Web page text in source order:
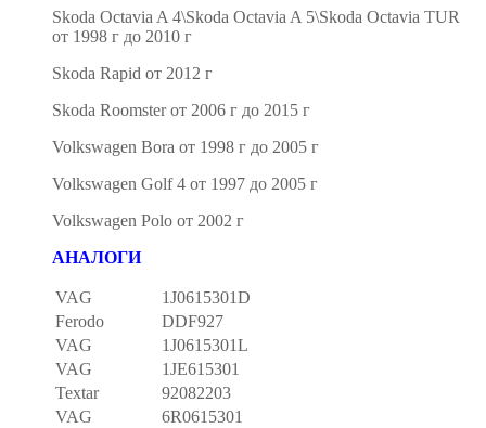
Skoda Octavia A 4\Skoda Octavia A 5\Skoda Octavia TUR
от 1998 г до 2010 г
Skoda Rapid от 2012 г
Skoda Roomster от 2006 г до 2015 г
Volkswagen Bora от 1998 г до 2005 г
Volkswagen Golf 4 от 1997 до 2005 г
Volkswagen Polo от 2002 г
АНАЛОГИ
VAG
1J0615301D
Ferodo
DDF927
VAG
1J0615301L
VAG
1JE615301
Textar
92082203
VAG
6R0615301